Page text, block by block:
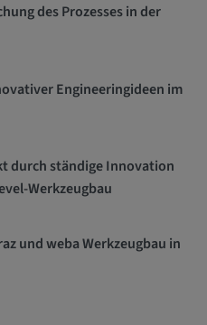
des Prozesses in der
Engineeringideen im
durch ständige Innovation
Werkzeugbau
und weba Werkzeugbau in
"Externe
anonyme
Nutzerverhalten.
helfen uns, das
auf unserer